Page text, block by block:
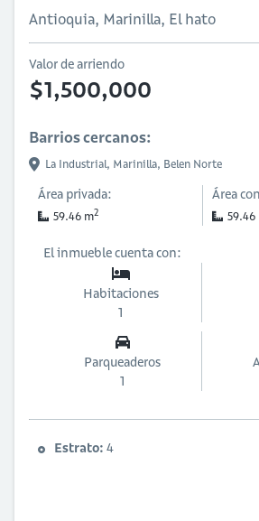
Antioquia, Marinilla, El hato
Valor de arriendo
$1,500,000
Barrios cercanos:
La Industrial, Marinilla, Belen Norte
Área privada:
59.46 m2
Área
59.46
El inmueble cuenta con:
Habitaciones
1
Parqueaderos
1
Estrato: 4